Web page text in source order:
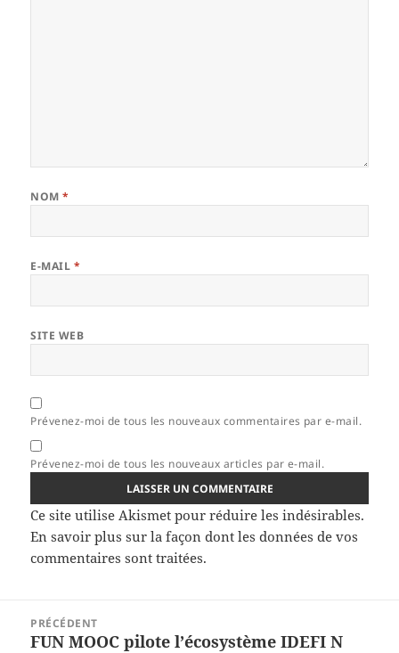
NOM*
E-MAIL *
SITE WEB
Prévenez-moi de tous les nouveaux commentaires par e-mail.
Prévenez-moi de tous les nouveaux articles par e-mail.
Ce site utilise Akismet pour réduire les indésirables.
En savoir plus sur la façon dont les données de vos
commentaires sont traitées.
PRÉCÉDENT
Article
FUN MOOC pilote l’écosystème IDEFI N